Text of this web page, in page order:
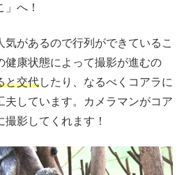
へ！
気があるので行列ができているこ
健康状態によって撮影が進むの
と交代したり、なるべくコアラに
夫しています。カメラマンがコア
影してくれます！